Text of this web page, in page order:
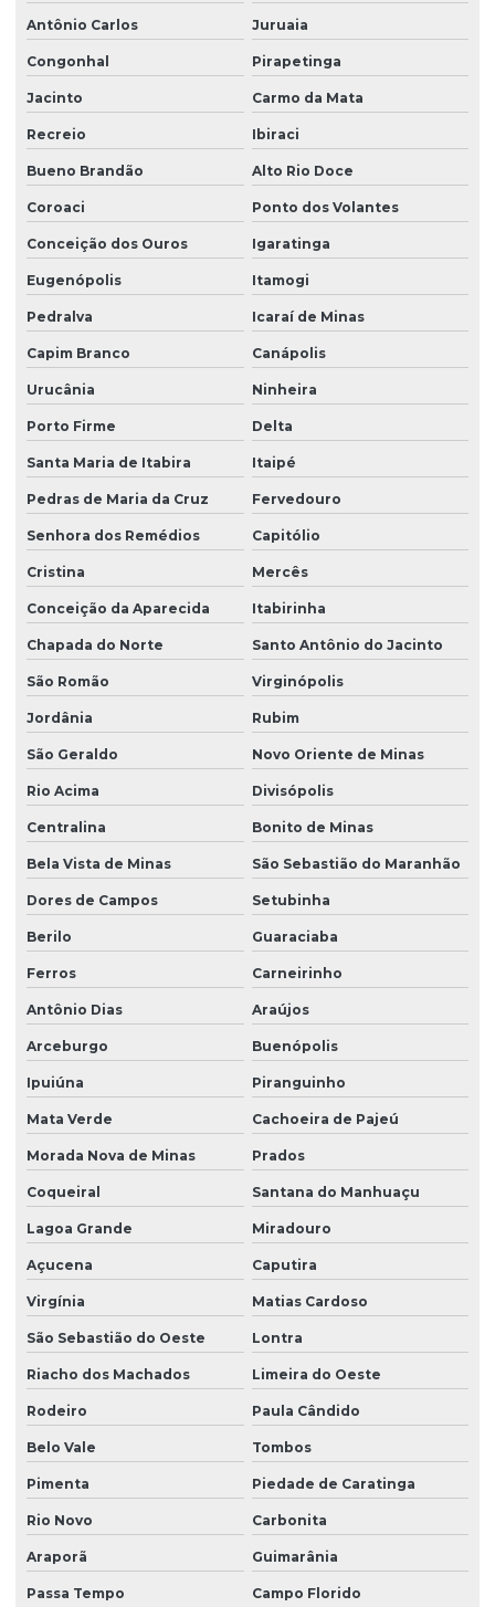
Antônio Carlos Juruaia
Congonhal Pirapetinga
Jacinto Carmo da Mata
Recreio Ibiraci
Bueno Brandão Alto Rio Doce
Coroaci Ponto dos Volantes
Conceição dos Ouros Igaratinga
Eugenópolis Itamogi
Pedralva Icaraí de Minas
Capim Branco Canápolis
Urucânia Ninheira
Porto Firme Delta
Santa Maria de Itabira Itaipé
Pedras de Maria da Cruz Fervedouro
Senhora dos Remédios Capitólio
Cristina Mercês
Conceição da Aparecida Itabirinha
Chapada do Norte Santo Antônio do Jacinto
São Romão Virginópolis
Jordânia Rubim
São Geraldo Novo Oriente de Minas
Rio Acima Divisópolis
Centralina Bonito de Minas
Bela Vista de Minas São Sebastião do Maranhão
Dores de Campos Setubinha
Berilo Guaraciaba
Ferros Carneirinho
Antônio Dias Araújos
Arceburgo Buenópolis
Ipuiúna Piranguinho
Mata Verde Cachoeira de Pajeú
Morada Nova de Minas Prados
Coqueiral Santana do Manhuaçu
Lagoa Grande Miradouro
Açucena Caputira
Virgínia Matias Cardoso
São Sebastião do Oeste Lontra
Riacho dos Machados Limeira do Oeste
Rodeiro Paula Cândido
Belo Vale Tombos
Pimenta Piedade de Caratinga
Rio Novo Carbonita
Araporã Guimarânia
Passa Tempo Campo Florido